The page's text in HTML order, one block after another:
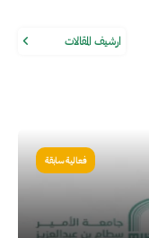
ارشيف المقالات
فعالية سابقة